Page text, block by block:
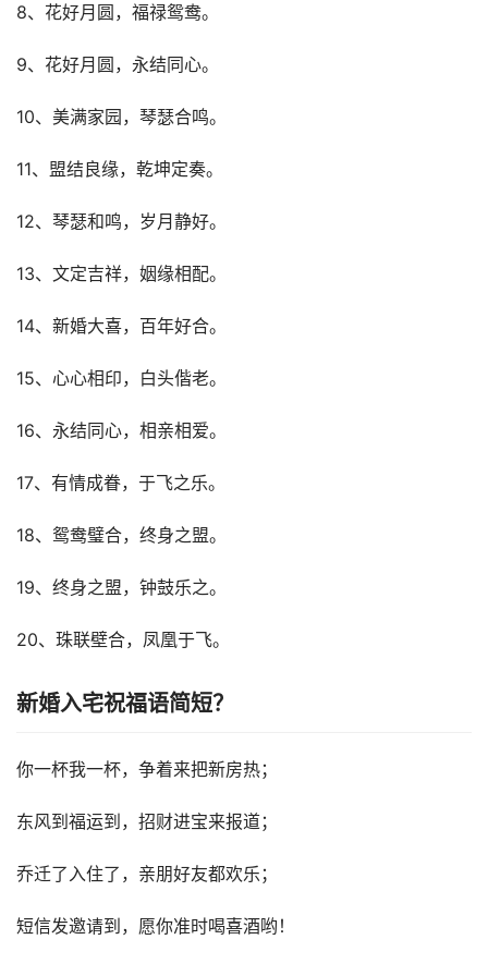
8、花好月圆，福禄鸳鸯。
9、花好月圆，永结同心。
10、美满家园，琴瑟合鸣。
11、盟结良缘，乾坤定奏。
12、琴瑟和鸣，岁月静好。
13、文定吉祥，姻缘相配。
14、新婚大喜，百年好合。
15、心心相印，白头偕老。
16、永结同心，相亲相爱。
17、有情成眷，于飞之乐。
18、鸳鸯璧合，终身之盟。
19、终身之盟，钟鼓乐之。
20、珠联壁合，凤凰于飞。
新婚入宅祝福语简短？
你一杯我一杯，争着来把新房热；
东风到福运到，招财进宝来报道；
乔迁了入住了，亲朋好友都欢乐；
短信发邀请到，愿你准时喝喜酒哟！